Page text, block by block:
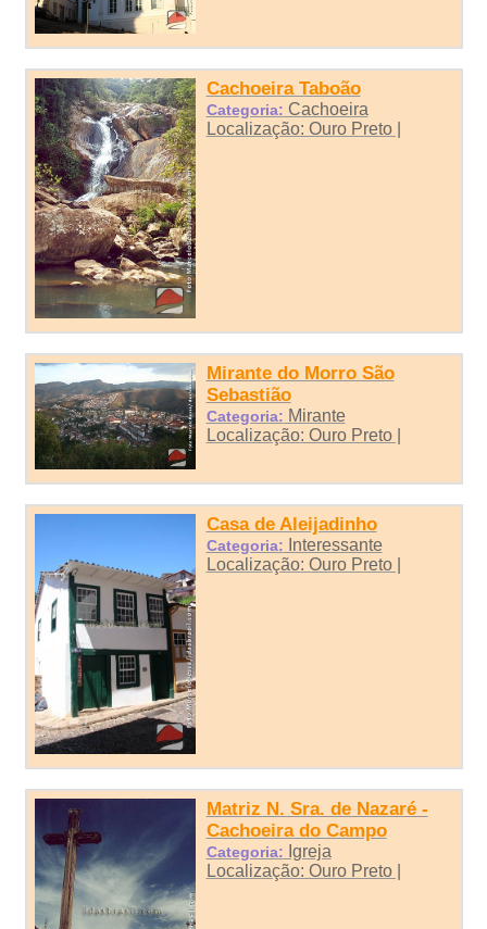
Cachoeira Taboão
Categoria: Cachoeira
Localização: Ouro Preto |
Mirante do Morro São
Sebastião
Categoria: Mirante
Localização: Ouro Preto |
Casa de Aleijadinho
Categoria: Interessante
Localização: Ouro Preto |
Matriz N. Sra. de Nazaré -
Cachoeira do Campo
Categoria: Igreja
Localização: Ouro Preto |